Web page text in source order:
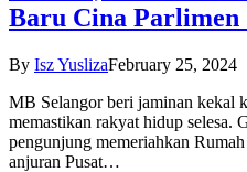
Baru Cina Parlimen
By Isz YuslizaFebruary 25, 2024
MB Selangor beri jaminan kekal
memastikan rakyat hidup
pengunjung memeriahkan
anjuran Pusat…